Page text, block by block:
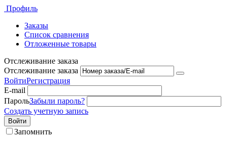
Профиль
Заказы
Список сравнения
Отложенные товары
Отслеживание заказа
Отслеживание заказа
ВойтиРегистрация
E-mail
ПарольЗабыли пароль?
Создать учетную запись
Войти
Запомнить